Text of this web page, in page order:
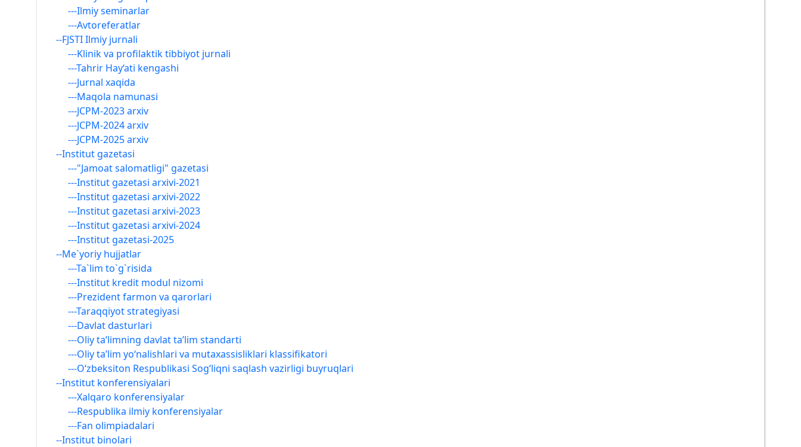
---Ilmiy seminarlar
---Avtoreferatlar
--FJSTI Ilmiy jurnali
---Klinik va profilaktik tibbiyot jurnali
---Tahrir Hay‘ati kengashi
---Jurnal xaqida
---Maqola namunasi
---JCPM-2023 arxiv
---JCPM-2024 arxiv
---JCPM-2025 arxiv
--Institut gazetasi
---"Jamoat salomatligi" gazetasi
---Institut gazetasi arxivi-2021
---Institut gazetasi arxivi-2022
---Institut gazetasi arxivi-2023
---Institut gazetasi arxivi-2024
---Institut gazetasi-2025
--Me`yoriy hujjatlar
---Ta`lim to`g`risida
---Institut kredit modul nizomi
---Prezident farmon va qarorlari
---Taraqqiyot strategiyasi
---Davlat dasturlari
---Oliy ta’limning davlat ta’lim standarti
---Oliy ta’lim yo‘nalishlari va mutaxassisliklari klassifikatori
---O‘zbeksiton Respublikasi Sog‘liqni saqlash vazirligi buyruqlari
--Institut konferensiyalari
---Xalqaro konferensiyalar
---Respublika ilmiy konferensiyalar
---Fan olimpiadalari
--Institut binolari